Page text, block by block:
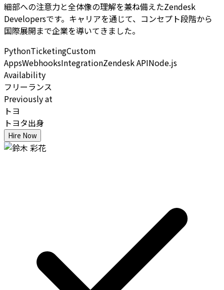
細部への注意力と全体像の理解を兼ね備えたZendesk
Developersです。キャリアを通じて、コンセプト段階から
国際展開まで企業を導いてきました。
PythonTicketingCustom
AppsWebhooksIntegrationZendesk APINode.js
Availability
フリーランス
Previously at
トヨ
トヨタ出身
Hire Now